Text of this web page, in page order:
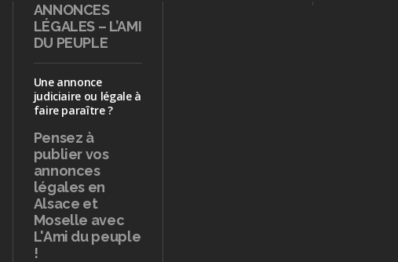
ANNONCES
LÉGALES – L’AMI
DU PEUPLE
Une annonce
judiciaire ou légale à
faire paraître ?
Pensez à
publiervos
annonces
légales en
Alsace et
Moselle avec
L'Ami du peuple
!